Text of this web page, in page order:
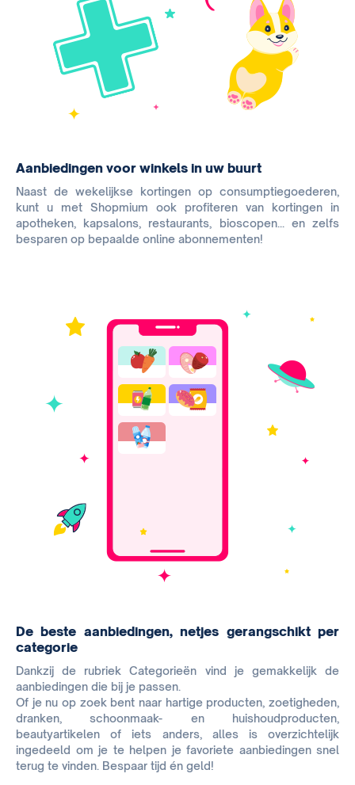
Aanbiedingen voor winkels in uw buurt
Naast de wekelijkse kortingen op consumptiegoederen,
kunt u met Shopmium ook profiteren van kortingen in
apotheken, kapsalons, restaurants, bioscopen... en zelfs
besparen op bepaalde online abonnementen!
De beste aanbiedingen, netjes gerangschikt per
categorie
Dankzij de rubriek Categorieën vind je gemakkelijk de
aanbiedingen die bij je passen.
Of je nu op zoek bent naar hartige producten, zoetigheden,
dranken, schoonmaak- en huishoudproducten,
beautyartikelen of iets anders, alles is overzichtelijk
ingedeeld om je te helpen je favoriete aanbiedingen snel
terug te vinden. Bespaar tijd én geld!